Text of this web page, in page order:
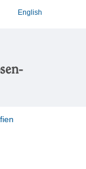
English